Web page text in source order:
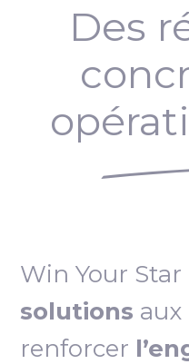
Des
Win Your
solutions aux
renforcer